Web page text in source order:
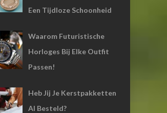
Een Tijdloze Schoonheid
Waarom Futuristische
Horloges Bij Elke Outfit
Passen!
Heb Jij Je Kerstpakketten
Al Besteld?